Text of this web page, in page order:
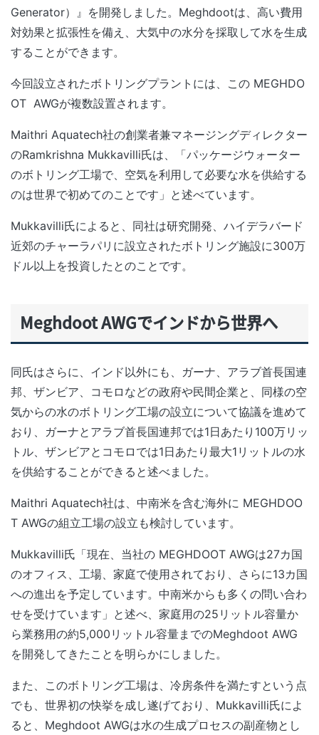
Generator）』を開発しました。Meghdootは、高い費用
対効果と拡張性を備え、大気中の水分を採取して水を生成
することができます。
今回設立されたボトリングプラントには、この MEGHDO
OT AWGが複数設置されます。
Maithri Aquatech社の創業者兼マネージングディレクター
のRamkrishna Mukkavilli氏は、「パッケージウォーター
のボトリング工場で、空気を利用して必要な水を供給する
のは世界で初めてのことです」と述べています。
Mukkavilli氏によると、同社は研究開発、ハイデラバード
近郊のチャーラパリに設立されたボトリング施設に300万
ドル以上を投資したとのことです。
Meghdoot AWGでインドから世界へ
同氏はさらに、インド以外にも、ガーナ、アラブ首長国連
邦、ザンビア、コモロなどの政府や民間企業と、同様の空
気からの水のボトリング工場の設立について協議を進めて
おり、ガーナとアラブ首長国連邦では1日あたり100万リッ
トル、ザンビアとコモロでは1日あたり最大1リットルの水
を供給することができると述べました。
Maithri Aquatech社は、中南米を含む海外に MEGHDOO
T AWGの組立工場の設立も検討しています。
Mukkavilli氏「現在、当社の MEGHDOOT AWGは27カ国
のオフィス、工場、家庭で使用されており、さらに13カ国
への進出を予定しています。中南米からも多くの問い合わ
せを受けています」と述べ、家庭用の25リットル容量か
ら業務用の約5,000リットル容量までのMeghdoot AWG
を開発してきたことを明らかにしました。
また、このボトリング工場は、冷房条件を満たすという点
でも、世界初の快挙を成し遂げており、 Mukkavilli氏によ
ると、Meghdoot AWGは水の生成プロセスの副産物とし